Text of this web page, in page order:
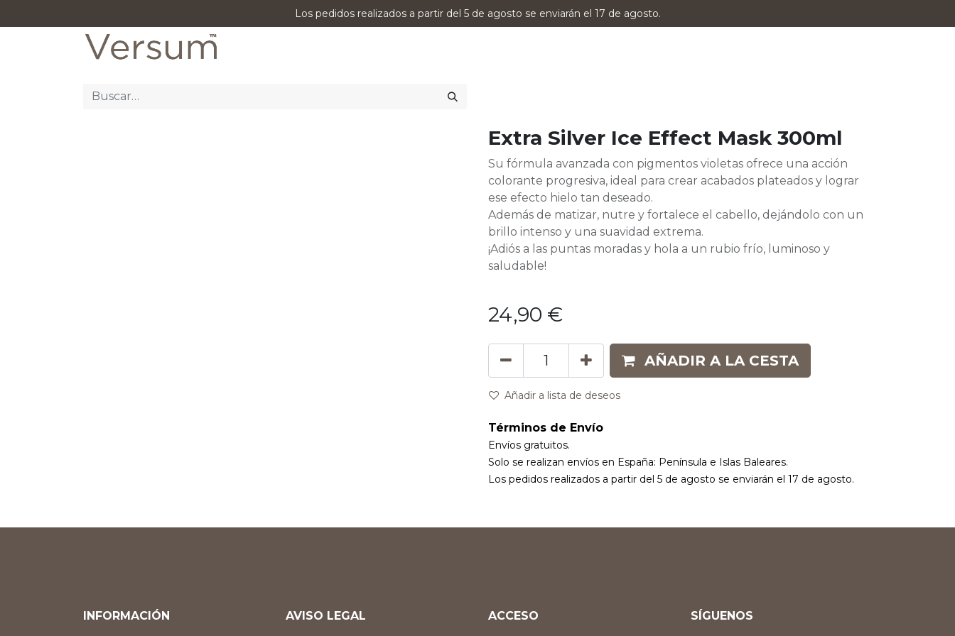
Los pedidos realizados a partir del 5 de agosto se enviarán el 17 de agosto.
Extra Silver Ice Effect Mask 300ml
Su fórmula avanzada con pigmentos violetas ofrece una acción
colorante progresiva, ideal para crear acabados plateados y lograr
ese efecto hielo tan deseado.
Además de matizar, nutre y fortalece el cabello, dejándolo con un
brillo intenso y una suavidad extrema.
¡Adiós a las puntas moradas y hola a un rubio frío, luminoso y
saludable!
24,90 €
AÑADIR A LA CESTA
Añadir a lista de deseos
Términos de Envío
Envíos gratuitos.
Solo se realizan envíos en España: Península e Islas Baleares.
Los pedidos realizados a partir del 5 de agosto se enviarán el 17 de agosto.
INFORMACIÓN AVISO LEGAL ACCESO SÍGUENOS